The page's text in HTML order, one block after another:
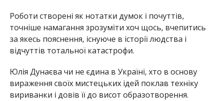
Роботи створені як нотатки думок і почуттів,
точніше намагання зрозуміти хоч щось, вчепитись
за якесь пояснення, існуюче в історії людства і
відчуттів тотальної катастрофи.
Юлія Дунаєва чи не єдина в Україні, хто в основу
вираження своїх мистецьких ідей поклав техніку
вириванки і довів її до висот образотворення.